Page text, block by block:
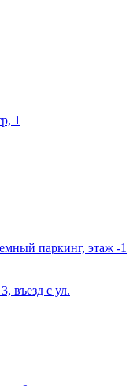
1
паркинг, этаж -1
въезд с ул.